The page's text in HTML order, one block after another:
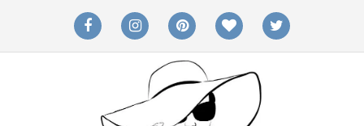
facebookinstagrampinterestbloglovintwitter